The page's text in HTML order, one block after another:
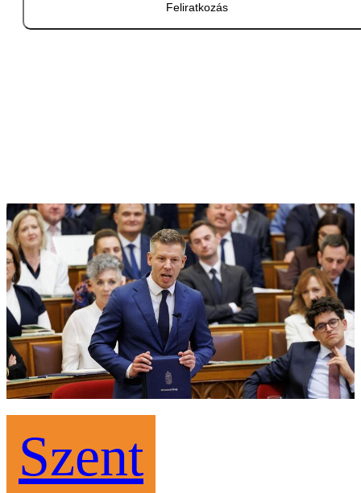
Feliratkozás
Szent